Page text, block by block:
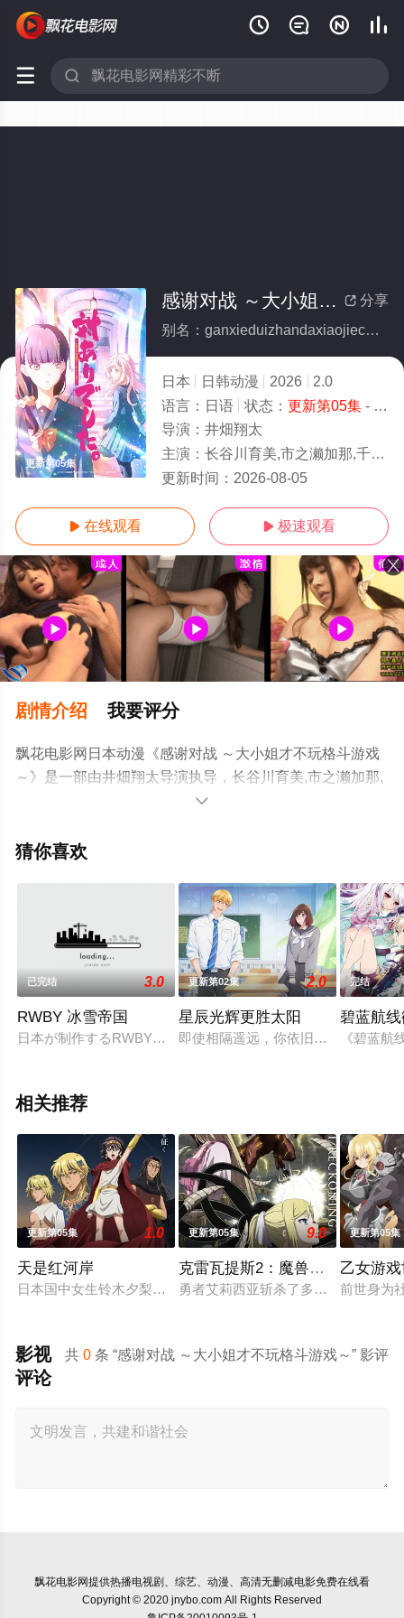
   
 
更新第05集
 分享
感谢对战 ～大小姐才不玩格斗游戏～
别名：ganxieduizhandaxiaojiecaibuwangedouyouxi
日本 日韩动漫 2026
2.0
语言： 日语 状态： 更新第05集- 免费在线播放
导演： 井畑翔太
主演： 长谷川育美,市之濑加那,千本木彩花,下地紫野
更新时间： 2026-08-05
 在线观看  极速观看
剧情介绍 我要评分
飘花电影网日本动漫《感谢对战 ～大小姐才不玩格斗游戏
～》是一部由井畑翔太导演执导，长谷川育美,市之濑加那,
千本木彩花,下地紫野等明星演员精彩演绎的日本动漫，手
多相关信息可移步至豆瓣动漫、电视猫或剧情网等平台了

猜你喜欢
已完结 3.0
RWBY 冰雪帝国
日本が制作するRWBYの新作アニメーション
更新第02集 2.0
星辰光辉更胜太阳
即使相隔遥远，你依旧永远闪亮──
完结
碧蓝航
《碧蓝航
相关推荐
更新第05集 1.0
天是红河岸
日本国中女生铃木夕梨被咒术牵引至纪元前的赫梯帝国，并长
更新第05集 9.0
克雷瓦提斯2：魔兽之王与虚伪
勇者艾莉西亚斩杀了多雷尔将军，海
更新第05集
乙女游
前世身为
共0 条 “感谢对战 ～大小姐才不玩格斗游戏～” 影评
影视
评论
飘花电影网提供热播电视剧、综艺、动漫、高清无删减电影免费在线看
Copyright © 2020 jnybo.com All Rights Reserved